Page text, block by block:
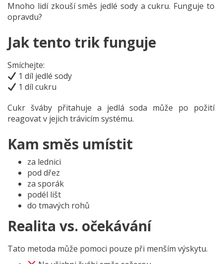
Mnoho lidí zkouší směs jedlé sody a cukru. Funguje to
opravdu?
Jak tento trik funguje
Smíchejte:
1 díl jedlé sody
1 díl cukru
Cukr šváby přitahuje a jedlá soda může po požití
reagovat v jejich trávicím systému.
Kam směs umístit
za lednici
pod dřez
za sporák
podél lišt
do tmavých rohů
Realita vs. očekávání
Tato metoda může pomoci pouze při menším výskytu.